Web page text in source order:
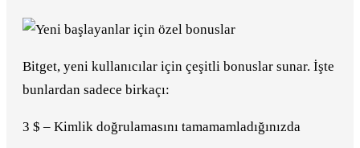
Bitget, yeni kullanıcılar için çeşitli bonuslar sunar. İşte
bunlardan sadece birkaçı:
3 $ – Kimlik doğrulamasını tamamamladığınızda